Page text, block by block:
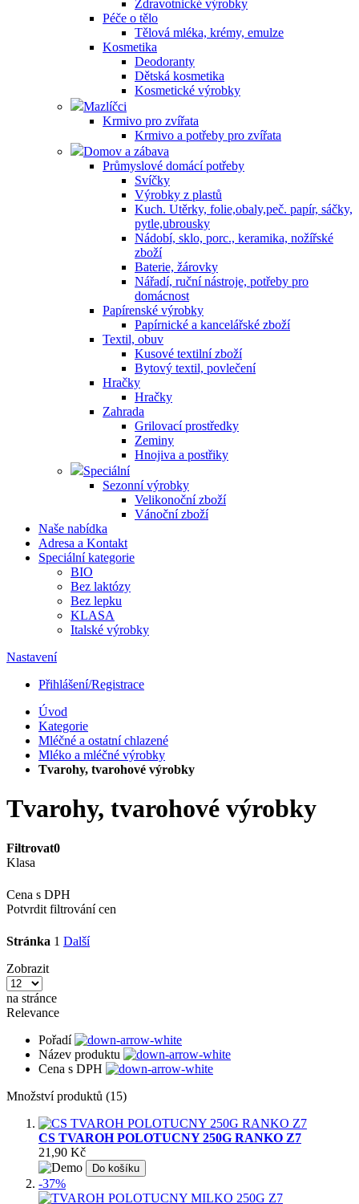
Zdravotnické výrobky
Péče o tělo
Tělová mléka, krémy, emulze
Kosmetika
Deodoranty
Dětská kosmetika
Kosmetické výrobky
Mazlíčci
Krmivo pro zvířata
Krmivo a potřeby pro zvířata
Domov a zábava
Průmyslové domácí potřeby
Svíčky
Výrobky z plastů
Kuch. Utěrky, folie,obaly,peč. papír, sáčky,
pytle,ubrousky
Nádobí, sklo, porc., keramika, nožířské
zboží
Baterie, žárovky
Nářadí, ruční nástroje, potřeby pro
domácnost
Papírenské výrobky
Papírnické a kancelářské zboží
Textil, obuv
Kusové textilní zboží
Bytový textil, povlečení
Hračky
Hračky
Zahrada
Grilovací prostředky
Zeminy
Hnojiva a postřiky
Speciální
Sezonní výrobky
Velikonoční zboží
Vánoční zboží
Naše nabídka
Adresa a Kontakt
Speciální kategorie
BIO
Bez laktózy
Bez lepku
KLASA
Italské výrobky
Nastavení
Přihlášení/Registrace
Úvod
Kategorie
Mléčné a ostatní chlazené
Mléko a mléčné výrobky
Tvarohy, tvarohové výrobky
Tvarohy, tvarohové výrobky
Filtrovat0
Klasa
Cena s DPH
Potvrdit filtrování cen
Stránka 1 Další
Zobrazit
na stránce
Relevance
Pořadí
Název produktu
Cena s DPH
Množství produktů (15)
CS TVAROH POLOTUCNY 250G RANKO Z7
21,90 Kč
Do košíku
-37%